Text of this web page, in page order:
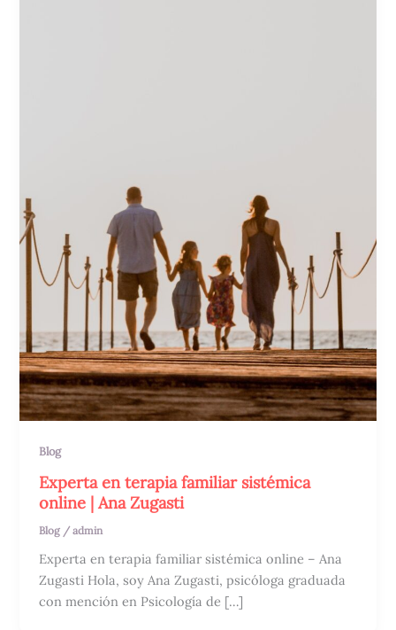
Blog
Experta en terapia familiar sistémica
online | Ana Zugasti
Blog /admin
Experta en terapia familiar sistémica online – Ana
Zugasti Hola, soy Ana Zugasti, psicóloga graduada
con mención en Psicología de […]